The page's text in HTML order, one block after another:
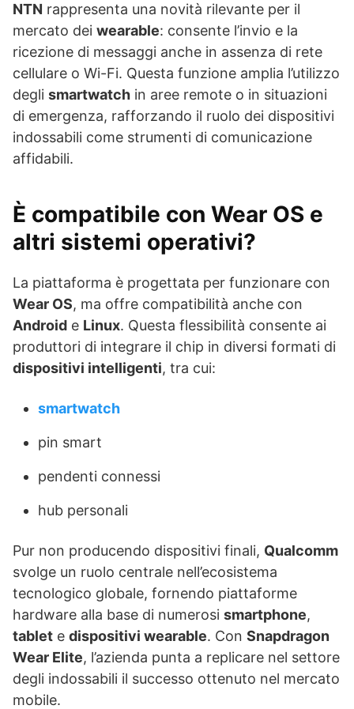
NTN rappresenta una novità rilevante per il
mercato dei wearable: consente l’invio e la
ricezione di messaggi anche in assenza di rete
cellulare o Wi-Fi. Questa funzione amplia l’utilizzo
degli smartwatch in aree remote o in situazioni
di emergenza, rafforzando il ruolo dei dispositivi
indossabili come strumenti di comunicazione
affidabili.
È compatibile con Wear OS e
altri sistemi operativi?
La piattaforma è progettata per funzionare con
Wear OS, ma offre compatibilità anche con
Android e Linux. Questa flessibilità consente ai
produttori di integrare il chip in diversi formati di
dispositivi intelligenti, tra cui:
smartwatch
pin smart
pendenti connessi
hub personali
Pur non producendo dispositivi finali, Qualcomm
svolge un ruolo centrale nell’ecosistema
tecnologico globale, fornendo piattaforme
hardware alla base di numerosi smartphone,
tablet e dispositivi wearable. Con Snapdragon
Wear Elite, l’azienda punta a replicare nel settore
degli indossabili il successo ottenuto nel mercato
mobile.